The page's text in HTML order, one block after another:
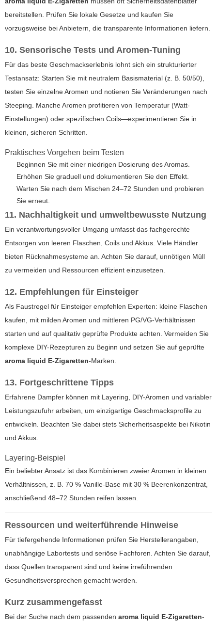
bereitstellen. Prüfen Sie lokale Gesetze und kaufen Sie
vorzugsweise bei Anbietern, die transparente Informationen liefern.
10. Sensorische Tests und Aromen-Tuning
Für das beste Geschmackserlebnis lohnt sich ein strukturierter
Testansatz: Starten Sie mit neutralem Basismaterial (z. B. 50/50),
testen Sie einzelne Aromen und notieren Sie Veränderungen nach
Steeping. Manche Aromen profitieren von Temperatur (Watt-
Einstellungen) oder spezifischen Coils—experimentieren Sie in
kleinen, sicheren Schritten.
Praktisches Vorgehen beim Testen
Beginnen Sie mit einer niedrigen Dosierung des Aromas.
Erhöhen Sie graduell und dokumentieren Sie den Effekt.
Warten Sie nach dem Mischen 24–72 Stunden und probieren
Sie erneut.
11. Nachhaltigkeit und umweltbewusste Nutzung
Ein verantwortungsvoller Umgang umfasst das fachgerechte
Entsorgen von leeren Flaschen, Coils und Akkus. Viele Händler
bieten Rücknahmesysteme an. Achten Sie darauf, unnötigen Müll
zu vermeiden und Ressourcen effizient einzusetzen.
12. Empfehlungen für Einsteiger
Als Faustregel für Einsteiger empfehlen Experten: kleine Flaschen
kaufen, mit milden Aromen und mittleren PG/VG-Verhältnissen
starten und auf qualitativ geprüfte Produkte achten. Vermeiden Sie
komplexe DIY-Rezepturen zu Beginn und setzen Sie auf geprüfte
aroma liquid E-Zigaretten-Marken.
13. Fortgeschrittene Tipps
Erfahrene Dampfer können mit Layering, DIY-Aromen und variabler
Leistungszufuhr arbeiten, um einzigartige Geschmacksprofile zu
entwickeln. Beachten Sie dabei stets Sicherheitsaspekte bei Nikotin
und Akkus.
Layering-Beispiel
Ein beliebter Ansatz ist das Kombinieren zweier Aromen in kleinen
Verhältnissen, z. B. 70 % Vanille-Base mit 30 % Beerenkonzentrat,
anschließend 48–72 Stunden reifen lassen.
Ressourcen und weiterführende Hinweise
Für tiefergehende Informationen prüfen Sie Herstellerangaben,
unabhängige Labortests und seriöse Fachforen. Achten Sie darauf,
dass Quellen transparent sind und keine irreführenden
Gesundheitsversprechen gemacht werden.
Kurz zusammengefasst
Bei der Suche nach dem passenden aroma liquid E-Zigaretten-